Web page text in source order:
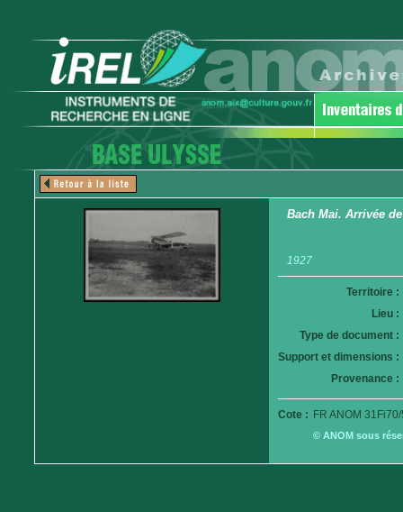
Bach Mai. Arrivée
1927
Territoire :
Lieu :
Type de document :
Support et dimensions :
Provenance :
Cote : FR ANOM
© ANOM sous